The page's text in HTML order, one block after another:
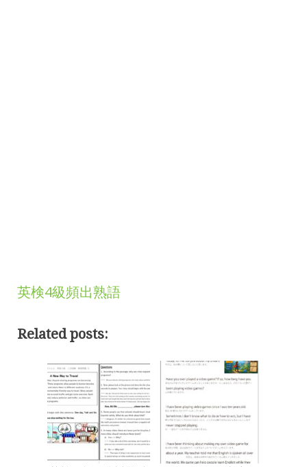
英検4級頻出熟語
Related posts: